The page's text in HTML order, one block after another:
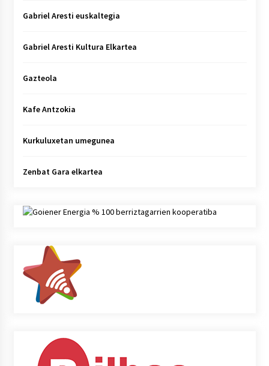
Gabriel Aresti euskaltegia
Gabriel Aresti Kultura Elkartea
Gazteola
Kafe Antzokia
Kurkuluxetan umegunea
Zenbat Gara elkartea